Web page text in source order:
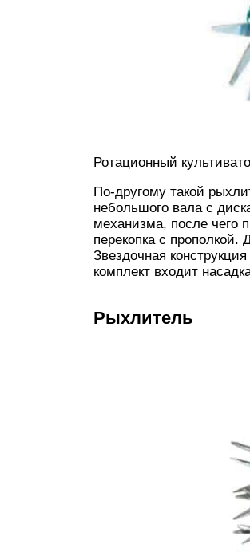
Ротационный
По-другому такой
небольшого вала с
механизма, после чего
перекопка с прополкой.
Звездочная
комплект входит
Рыхлитель